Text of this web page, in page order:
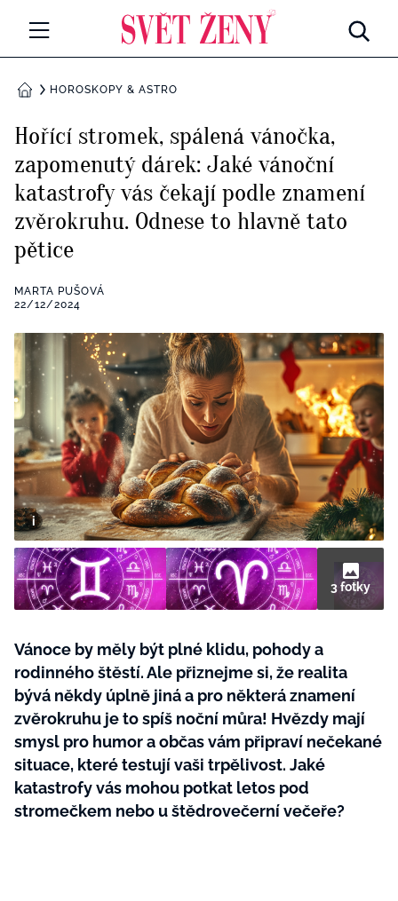
Všechny kategorie
Rozhovory
RETROHUBKY
PSYCHOLOGIE
Všechny kategorie
ZDRAVÍ
Všechny kategorie
ZÁBAVA
Všechny kategorie
Testy a kvízy
BYDLENÍ
Všechny kategorie
Tvoření
Rady a tipy
BurdaMedia
Extra
SVĚT ŽENY - 599 KČ
ROČNÍ PŘEDPLATNÉ SVĚT ŽENY +
SADA PRODUKTŮ MANA (10 ks)
DOMŮHOROSKOPY & ASTRO
Hořící stromek, spálená vánočka,
zapomenutý dárek: Jaké vánoční
katastrofy vás čekají podle znamení
zvěrokruhu. Odnese to hlavně tato
pětice
MARTA PUŠOVÁ
22/12/2024
3 fotky
Vánoce by měly být plné klidu, pohody a
rodinného štěstí. Ale přiznejme si, že realita
bývá někdy úplně jiná a pro některá znamení
zvěrokruhu je to spíš noční můra! Hvězdy mají
smysl pro humor a občas vám připraví nečekané
situace, které testují vaši trpělivost. Jaké
katastrofy vás mohou potkat letos pod
stromečkem nebo u štědrovečerní večeře?